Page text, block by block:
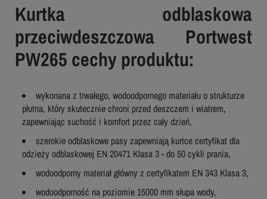
Kurtka odblaskowa
przeciwdeszczowa Portwest
PW265 cechy produktu:
wykonana z trwałego, wodoodpornego materiału o strukturze
płutna, który skutecznie chroni przed deszczem i wiatrem,
zapewniając suchość i komfort przez cały dzień,
szerokie odblaskowe pasy zapewniają kurtce certyfikat dla
odzieży odblaskowej EN 20471 Klasa 3 - do 50 cykli prania,
wodoodporny materiał główny z certyfikatem EN 343 Klasa 3,
wodoodporność na poziomie 15000 mm słupa wody,